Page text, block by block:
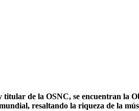
de la OSNC, se encuentran la
resaltando la riqueza de la